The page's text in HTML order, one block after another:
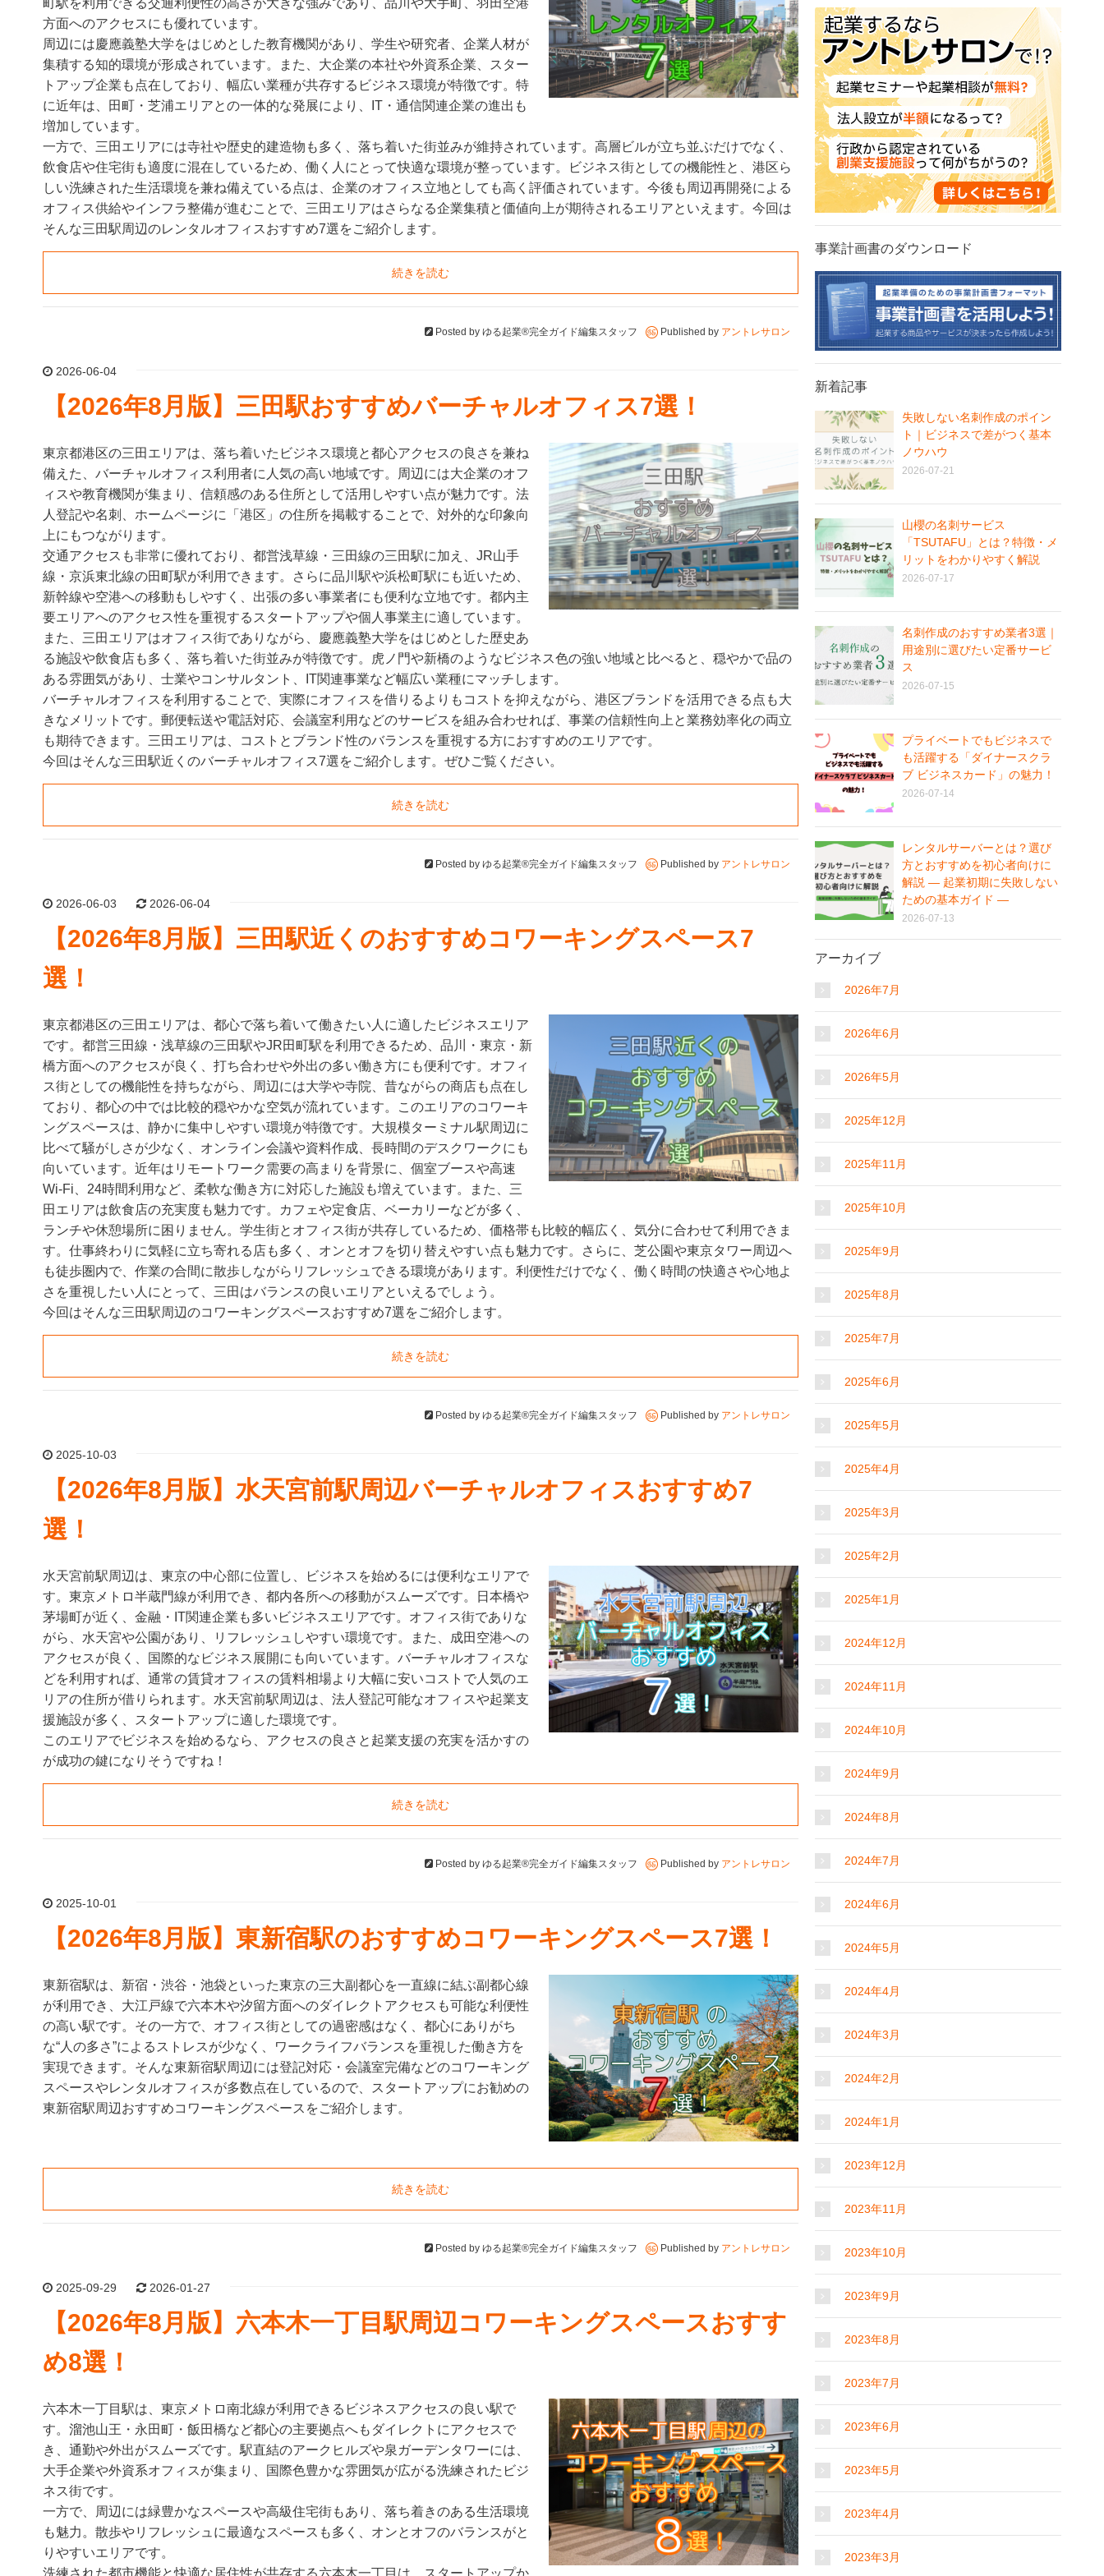
町駅を利用できる交通利便性の高さが大きな強みであり、品川や大手町、羽田空港
方面へのアクセスにも優れています。
周辺には慶應義塾大学をはじめとした教育機関があり、学生や研究者、企業人材が
集積する知的環境が形成されています。また、大企業の本社や外資系企業、スター
トアップ企業も点在しており、幅広い業種が共存するビジネス環境が特徴です。特
に近年は、田町・芝浦エリアとの一体的な発展により、IT・通信関連企業の進出も
増加しています。
一方で、三田エリアには寺社や歴史的建造物も多く、落ち着いた街並みが維持されています。高層ビルが立ち並ぶだけでなく、
飲食店や住宅街も適度に混在しているため、働く人にとって快適な環境が整っています。ビジネス街としての機能性と、港区ら
しい洗練された生活環境を兼ね備えている点は、企業のオフィス立地としても高く評価されています。今後も周辺再開発による
オフィス供給やインフラ整備が進むことで、三田エリアはさらなる企業集積と価値向上が期待されるエリアといえます。今回は
そんな三田駅周辺のレンタルオフィスおすすめ7選をご紹介します。
続きを読む
Posted by ゆる起業®完全ガイド編集スタッフ Published by アントレサロン
2026-06-04
【2026年8月版】三田駅おすすめバーチャルオフィス7選！
東京都港区の三田エリアは、落ち着いたビジネス環境と都心アクセスの良さを兼ね
備えた、バーチャルオフィス利用者に人気の高い地域です。周辺には大企業のオフ
ィスや教育機関が集まり、信頼感のある住所として活用しやすい点が魅力です。法
人登記や名刺、ホームページに「港区」の住所を掲載することで、対外的な印象向
上にもつながります。
交通アクセスも非常に優れており、都営浅草線・三田線の三田駅に加え、JR山手
線・京浜東北線の田町駅が利用できます。さらに品川駅や浜松町駅にも近いため、
新幹線や空港への移動もしやすく、出張の多い事業者にも便利な立地です。都内主
要エリアへのアクセス性を重視するスタートアップや個人事業主に適しています。
また、三田エリアはオフィス街でありながら、慶應義塾大学をはじめとした歴史あ
る施設や飲食店も多く、落ち着いた街並みが特徴です。虎ノ門や新橋のようなビジネス色の強い地域と比べると、穏やかで品の
ある雰囲気があり、士業やコンサルタント、IT関連事業など幅広い業種にマッチします。
バーチャルオフィスを利用することで、実際にオフィスを借りるよりもコストを抑えながら、港区ブランドを活用できる点も大
きなメリットです。郵便転送や電話対応、会議室利用などのサービスを組み合わせれば、事業の信頼性向上と業務効率化の両立
も期待できます。三田エリアは、コストとブランド性のバランスを重視する方におすすめのエリアです。
今回はそんな三田駅近くのバーチャルオフィス7選をご紹介します。ぜひご覧ください。
続きを読む
Posted by ゆる起業®完全ガイド編集スタッフ Published by アントレサロン
2026-06-03 2026-06-04
【2026年8月版】三田駅近くのおすすめコワーキングスペース7
選！
東京都港区の三田エリアは、都心で落ち着いて働きたい人に適したビジネスエリア
です。都営三田線・浅草線の三田駅やJR田町駅を利用できるため、品川・東京・新
橋方面へのアクセスが良く、打ち合わせや外出の多い働き方にも便利です。オフィ
ス街としての機能性を持ちながら、周辺には大学や寺院、昔ながらの商店も点在し
ており、都心の中では比較的穏やかな空気が流れています。このエリアのコワーキ
ングスペースは、静かに集中しやすい環境が特徴です。大規模ターミナル駅周辺に
比べて騒がしさが少なく、オンライン会議や資料作成、長時間のデスクワークにも
向いています。近年はリモートワーク需要の高まりを背景に、個室ブースや高速
Wi-Fi、24時間利用など、柔軟な働き方に対応した施設も増えています。また、三
田エリアは飲食店の充実度も魅力です。カフェや定食店、ベーカリーなどが多く、
ランチや休憩場所に困りません。学生街とオフィス街が共存しているため、価格帯も比較的幅広く、気分に合わせて利用できま
す。仕事終わりに気軽に立ち寄れる店も多く、オンとオフを切り替えやすい点も魅力です。さらに、芝公園や東京タワー周辺へ
も徒歩圏内で、作業の合間に散歩しながらリフレッシュできる環境があります。利便性だけでなく、働く時間の快適さや心地よ
さを重視したい人にとって、三田はバランスの良いエリアといえるでしょう。
今回はそんな三田駅周辺のコワーキングスペースおすすめ7選をご紹介します。
続きを読む
Posted by ゆる起業®完全ガイド編集スタッフ Published by アントレサロン
2025-10-03
【2026年8月版】水天宮前駅周辺バーチャルオフィスおすすめ7
選！
水天宮前駅周辺は、東京の中心部に位置し、ビジネスを始めるには便利なエリアで
す。東京メトロ半蔵門線が利用でき、都内各所への移動がスムーズです。日本橋や
茅場町が近く、金融・IT関連企業も多いビジネスエリアです。オフィス街でありな
がら、水天宮や公園があり、リフレッシュしやすい環境です。また、成田空港への
アクセスが良く、国際的なビジネス展開にも向いています。バーチャルオフィスな
どを利用すれば、通常の賃貸オフィスの賃料相場より大幅に安いコストで人気のエ
リアの住所が借りられます。水天宮前駅周辺は、法人登記可能なオフィスや起業支
援施設が多く、スタートアップに適した環境です。
このエリアでビジネスを始めるなら、アクセスの良さと起業支援の充実を活かすの
が成功の鍵になりそうですね！
続きを読む
Posted by ゆる起業®完全ガイド編集スタッフ Published by アントレサロン
2025-10-01
【2026年8月版】東新宿駅のおすすめコワーキングスペース7選！
東新宿駅は、新宿・渋谷・池袋といった東京の三大副都心を一直線に結ぶ副都心線
が利用でき、大江戸線で六本木や汐留方面へのダイレクトアクセスも可能な利便性
の高い駅です。その一方で、オフィス街としての過密感はなく、都心にありがち
な“人の多さ”によるストレスが少なく、ワークライフバランスを重視した働き方を
実現できます。そんな東新宿駅周辺には登記対応・会議室完備などのコワーキング
スペースやレンタルオフィスが多数点在しているので、スタートアップにお勧めの
東新宿駅周辺おすすめコワーキングスペースをご紹介します。
続きを読む
Posted by ゆる起業®完全ガイド編集スタッフ Published by アントレサロン
2025-09-29 2026-01-27
【2026年8月版】六本木一丁目駅周辺コワーキングスペースおすす
め8選！
六本木一丁目駅は、東京メトロ南北線が利用できるビジネスアクセスの良い駅で
す。溜池山王・永田町・飯田橋など都心の主要拠点へもダイレクトにアクセスで
き、通勤や外出がスムーズです。駅直結のアークヒルズや泉ガーデンタワーには、
大手企業や外資系オフィスが集まり、国際色豊かな雰囲気が広がる洗練されたビジ
ネス街です。
一方で、周辺には緑豊かなスペースや高級住宅街もあり、落ち着きのある生活環境
も魅力。散歩やリフレッシュに最適なスペースも多く、オンとオフのバランスがと
りやすいエリアです。
洗練された都市機能と快適な居住性が共存する六本木一丁目は、スタートアップか
事業計画書のダウンロード
新着記事
失敗しない名刺作成のポイン
ト｜ビジネスで差がつく基本
ノウハウ
2026-07-21
山櫻の名刺サービス
「TSUTAFU」とは？特徴・メ
リットをわかりやすく解説
2026-07-17
名刺作成のおすすめ業者3選｜
用途別に選びたい定番サービ
ス
2026-07-15
プライベートでもビジネスで
も活躍する「ダイナースクラ
ブ ビジネスカード」の魅力！
2026-07-14
レンタルサーバーとは？選び
方とおすすめを初心者向けに
解説 ― 起業初期に失敗しない
ための基本ガイド ―
2026-07-13
アーカイブ
2026年7月
2026年6月
2026年5月
2025年12月
2025年11月
2025年10月
2025年9月
2025年8月
2025年7月
2025年6月
2025年5月
2025年4月
2025年3月
2025年2月
2025年1月
2024年12月
2024年11月
2024年10月
2024年9月
2024年8月
2024年7月
2024年6月
2024年5月
2024年4月
2024年3月
2024年2月
2024年1月
2023年12月
2023年11月
2023年10月
2023年9月
2023年8月
2023年7月
2023年6月
2023年5月
2023年4月
2023年3月